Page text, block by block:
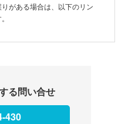
がある場合は、以下のリン
る問い合せ
430